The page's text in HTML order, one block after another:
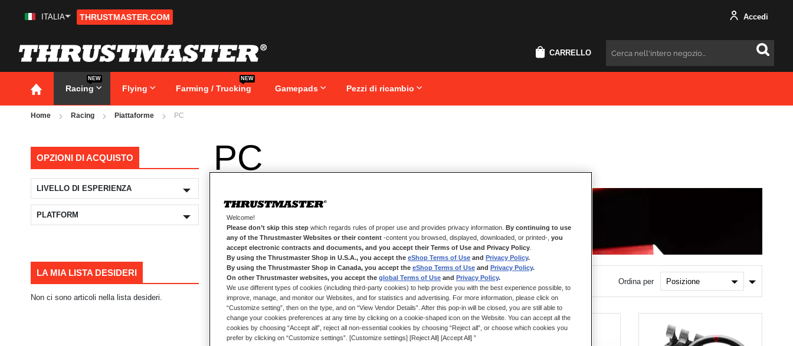
Salta
ITALIA THRUSTMASTER.COM Accedi
CARRELLO Cercare
Racing
NEW
Flying Farming / Trucking
NEW
Gamepads Pezzi di ricambio
Home Racing Piattaforme PC
PC
59elementi Ordina per
Imposta
direzione
OPZIONI DI ACQUISTO
LIVELLO DI ESPERIENZA
PLATFORM
LA MIA LISTA DESIDERI
Non ci sono articoli nella lista desideri.
Welcome!
Please don’t skip this step which regards rules of proper use and provides privacy information. By continuing to use
any of the Thrustmaster Websites or their content -content you browsed, displayed, downloaded, or printed-, you
accept electronic contracts and documents, and you accept their Terms of Use and Privacy Policy
By using the Thrustmaster Shop in U.S.A., you accept the eShop Terms of Use and Privacy Policy.
By using the Thrustmaster Shop in Canada, you accept the eShop Terms of Use and Privacy Policy.
On other Thrustmaster websites, you accept the global Terms of Use and Privacy Policy.
We use different types of cookies (including third-party cookies) to help provide you with the best experience possible, to
improve, manage, and monitor our Websites, and for statistics and advertising. For more information, please click on
“Customize setting”, then on the type, and on “View Vendor Details”. After this pop-in will be closed, you are still able to
change your cookies preferences at any time by clicking on a cookie-shaped icon on the Website. You can accept all the
cookies by choosing “Accept all”, reject all non-essential cookies by choosing “Reject all”, or choose which cookies you
prefer by clicking on “Customize settings”. [Customize settings] [Reject All] [Accept All] ”